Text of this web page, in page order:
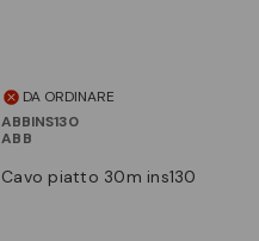
DA ORDINARE
ABBINS130
ABB
cavo piatto 30m ins130